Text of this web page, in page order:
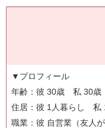
▼プロフィール
年齢：彼 30歳 私 30歳
住居：彼 1人暮らし 私
職業：彼 自営業（友人